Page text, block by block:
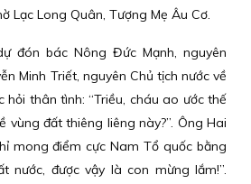
Lạc Long Quân, Tượng Mẹ Âu Cơ.
đón bác Nông Đức Mạnh, nguyên
Minh Triết, nguyên Chủ tịch nước về
thân tình: “Triều, cháu ao ước thế
vùng đất thiêng liêng này?”. Ông Hai
mong điểm cực Nam Tổ quốc bằng
nước, được vậy là con mừng lắm!”.